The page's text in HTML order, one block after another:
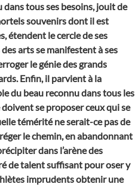
tous ses besoins, jouit de
souvenirs dont il est
étendent le cercle de ses
arts se manifestent à ses
le génie des grands
Enfin, il parvient à la
du beau reconnu dans tous les
se proposer ceux qui se
témérité ne serait-ce pas de
le chemin, en abandonnant
dans l’arène des
de talent suffisant pour oser y
imprudents obtenir une